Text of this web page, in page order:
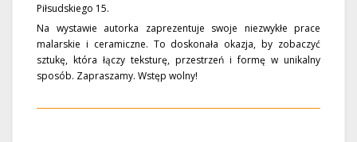
Piłsudskiego 15.
Na wystawie autorka zaprezentuje swoje niezwykłe prace
malarskie i ceramiczne. To doskonała okazja, by zobaczyć
sztukę, która łączy teksturę, przestrzeń i formę w unikalny
sposób. Zapraszamy. Wstęp wolny!